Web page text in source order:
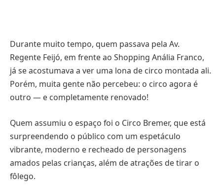
Durante muito tempo, quem passava pela Av.
Regente Feijó, em frente ao Shopping Anália Franco,
já se acostumava a ver uma lona de circo montada ali.
Porém, muita gente não percebeu: o circo agora é
outro — e completamente renovado!
Quem assumiu o espaço foi o Circo Bremer, que está
surpreendendo o público com um espetáculo
vibrante, moderno e recheado de personagens
amados pelas crianças, além de atrações de tirar o
fôlego.